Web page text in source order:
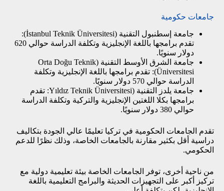
جامعات حكومية
جامعة إسطنبول التقنية (İstanbul Teknik Üniversitesi):
تقدم برامجها باللغة الإنجليزية وتكلفة الدراسة حوالي 620
دولار سنويًا.
جامعة الشرق الأوسط التقنية (Orta Doğu Teknik
Üniversitesi): تقدم برامجها باللغة الإنجليزية وتكلفة
الدراسة حوالي 570 دولار سنويًا.
جامعة يلدز التقنية (Yıldız Teknik Üniversitesi: تقدم
برامجها بكلا اللغتين الإنجليزية والتركية وتكلفة الدراسة
حوالي 380 دولار سنويًا.
تقدم الجامعات الحكومية في تركيا تعليمًا عالي الجودة بتكاليف
دراسية أقل بكثير مقارنة بالجامعات الخاصة، وذلك نظرًا للدعم
الحكومي.
من ناحية أخرى، توفر الجامعات الخاصة بيئة تعليمية دولية مع
تركيز أكبر على التجهيزات الحديثة والبرامج التعليمية باللغة